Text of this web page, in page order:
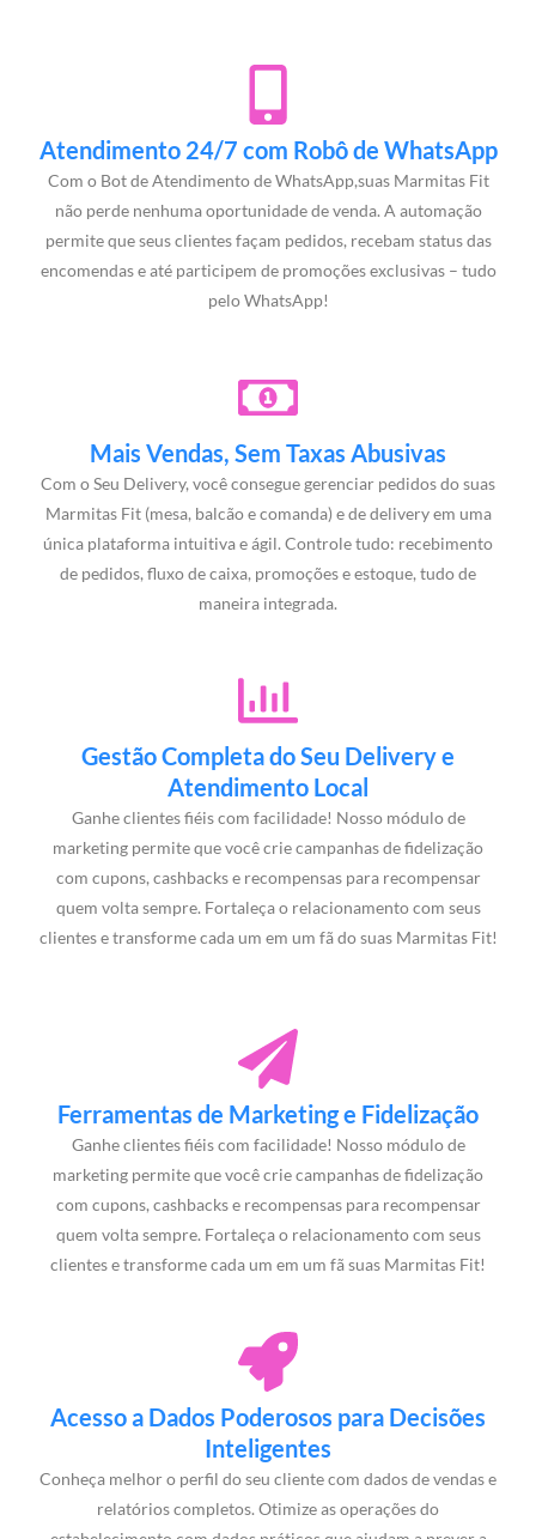
Atendimento 24/7 com Robô de WhatsApp
Com o Bot de Atendimento de WhatsApp,suas Marmitas Fit
não perde nenhuma oportunidade de venda. A automação
permite que seus clientes façam pedidos, recebam status das
encomendas e até participem de promoções exclusivas – tudo
pelo WhatsApp!
Mais Vendas, Sem Taxas Abusivas
Com o Seu Delivery, você consegue gerenciar pedidos do suas
Marmitas Fit (mesa, balcão e comanda) e de delivery em uma
única plataforma intuitiva e ágil. Controle tudo: recebimento
de pedidos, fluxo de caixa, promoções e estoque, tudo de
maneira integrada.
Gestão Completa do Seu Delivery e
Atendimento Local
Ganhe clientes fiéis com facilidade! Nosso módulo de
marketing permite que você crie campanhas de fidelização
com cupons, cashbacks e recompensas para recompensar
quem volta sempre. Fortaleça o relacionamento com seus
clientes e transforme cada um em um fã do suas Marmitas Fit!
Ferramentas de Marketing e Fidelização
Ganhe clientes fiéis com facilidade! Nosso módulo de
marketing permite que você crie campanhas de fidelização
com cupons, cashbacks e recompensas para recompensar
quem volta sempre. Fortaleça o relacionamento com seus
clientes e transforme cada um em um fã suas Marmitas Fit!
Acesso a Dados Poderosos para Decisões
Inteligentes
Conheça melhor o perfil do seu cliente com dados de vendas e
relatórios completos. Otimize as operações do